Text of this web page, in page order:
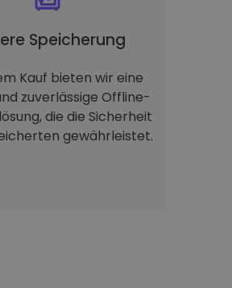
Speicherung
Kauf bieten wir eine
zuverlässige Offline-
die die Sicherheit
gewährleistet.